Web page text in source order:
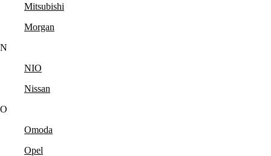
Mitsubishi
Morgan
N
NIO
Nissan
O
Omoda
Opel